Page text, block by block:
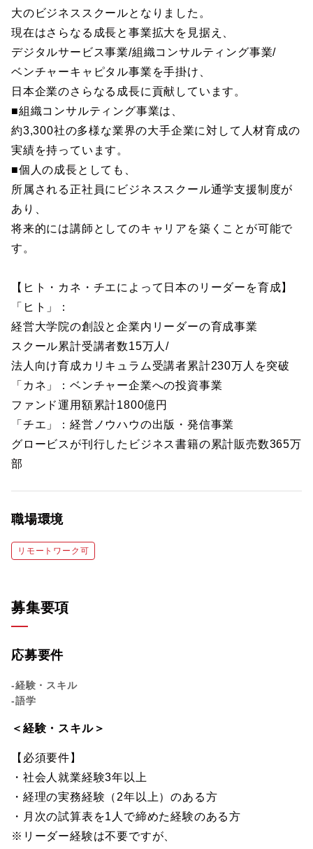
大のビジネススクールとなりました。
現在はさらなる成長と事業拡大を見据え、
デジタルサービス事業/組織コンサルティング事業/
ベンチャーキャピタル事業を手掛け、
日本企業のさらなる成長に貢献しています。
■組織コンサルティング事業は、
約3,300社の多様な業界の大手企業に対して人材育成の
実績を持っています。
■個人の成長としても、
所属される正社員にビジネススクール通学支援制度が
あり、
将来的には講師としてのキャリアを築くことが可能で
す。
【ヒト・カネ・チエによって日本のリーダーを育成】
「ヒト」：
経営大学院の創設と企業内リーダーの育成事業
スクール累計受講者数15万人/
法人向け育成カリキュラム受講者累計230万人を突破
「カネ」：ベンチャー企業への投資事業
ファンド運用額累計1800億円
「チエ」：経営ノウハウの出版・発信事業
グロービスが刊行したビジネス書籍の累計販売数365万
部
職場環境
リモートワーク可
募集要項
応募要件
-経験・スキル
-語学
＜経験・スキル＞
【必須要件】
・社会人就業経験3年以上
・経理の実務経験（2年以上）のある方
・月次の試算表を1人で締めた経験のある方
※リーダー経験は不要ですが、